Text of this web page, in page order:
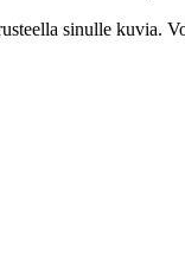
sinulle kuvia.